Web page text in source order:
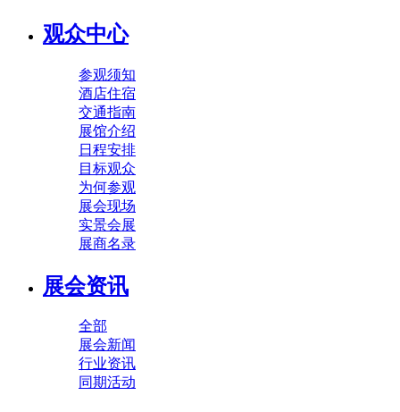
观众中心
参观须知
酒店住宿
交通指南
展馆介绍
日程安排
目标观众
为何参观
展会现场
实景会展
展商名录
展会资讯
全部
展会新闻
行业资讯
同期活动